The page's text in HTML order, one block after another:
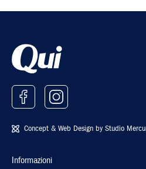
Concept & Web Design by Studio
Informazioni